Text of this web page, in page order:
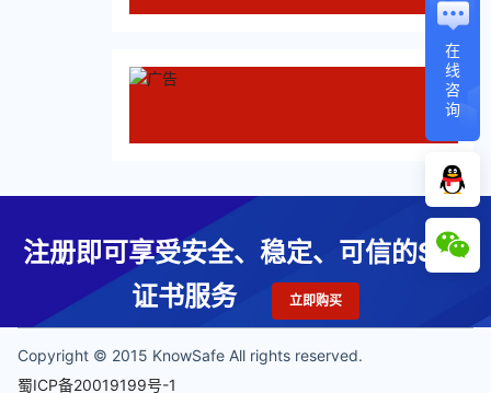
在
线
咨
询
注册即可享受安全、稳定、可信的SSL
证书服务
立即购买
Copyright © 2015 KnowSafe All rights reserved.
蜀ICP备20019199号-1